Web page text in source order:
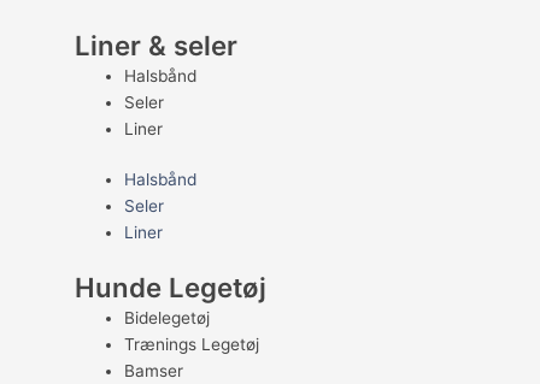
Liner & seler
Halsbånd
Seler
Liner
Halsbånd
Seler
Liner
Hunde Legetøj
Bidelegetøj
Trænings Legetøj
Bamser